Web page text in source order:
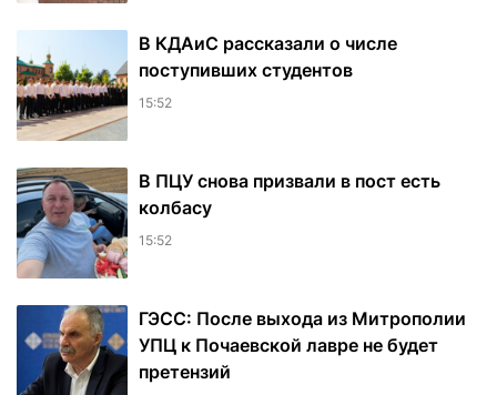
В КДАиС рассказали о числе
поступивших студентов
15:52
В ПЦУ снова призвали в пост есть
колбасу
15:52
ГЭСС: После выхода из Митрополии
УПЦ к Почаевской лавре не будет
претензий